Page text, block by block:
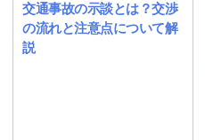
交通事故の示談とは？交渉
の流れと注意点について解
説